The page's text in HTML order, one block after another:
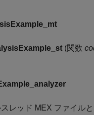
(関数
レッド MEX ファイル